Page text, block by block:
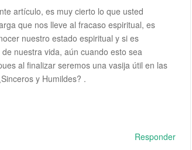
artículo, es muy cierto lo que usted
que nos lleve al fracaso espiritual, es
nuestro estado espiritual y si es
nuestra vida, aún cuando esto sea
al finalizar seremos una vasija útil en las
y Humildes? .
Responder